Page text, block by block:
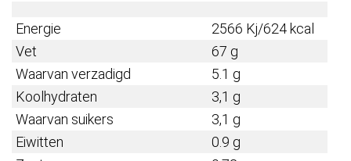
Energie
2566 Kj/624 kcal
Vet
67 g
Waarvan verzadigd
5.1 g
Koolhydraten
3,1 g
Waarvan suikers
3,1 g
Eiwitten
0.9 g